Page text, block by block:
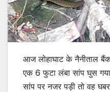
आज लोहाघाट के नैनीताल
एक 6 फुटा लंबा सांप घुस
सांप पर नजर पड़ी तो वह